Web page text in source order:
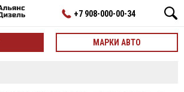
+7 908-000-00-34
МАРКИ АВТО